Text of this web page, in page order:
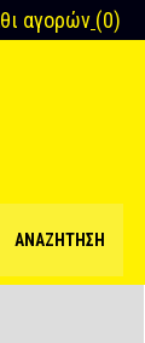
αγορών (0)
ΑΝΑΖΉΤΗΣΗ